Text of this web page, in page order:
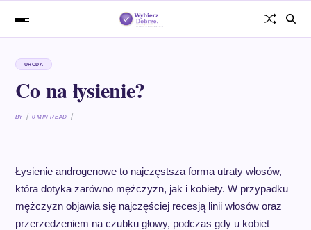
URODA
Co na łysienie?
BY 0 MIN READ
Łysienie androgenowe to najczęstsza forma utraty włosów,
która dotyka zarówno mężczyzn, jak i kobiety. W przypadku
mężczyzn objawia się najczęściej recesją linii włosów oraz
przerzedzeniem na czubku głowy, podczas gdy u kobiet